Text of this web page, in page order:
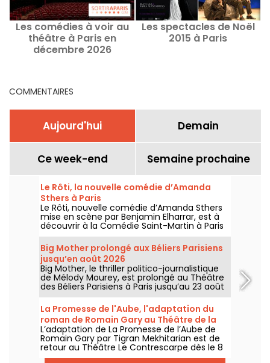
Les comédies à voir au
théâtre à Paris en
décembre 2026
Les spectacles de Noël
2015 à Paris
COMMENTAIRES
Aujourd'hui Demain
Ce week-end Semaine prochaine
Le Rôti, la nouvelle comédie d’Amanda
Sthers à Paris
Le Rôti, nouvelle comédie d’Amanda Sthers
mise en scène par Benjamin Elharrar, est à
découvrir à la Comédie Saint-Martin à Paris
jusqu’au 15 octobre 2026.
Big Mother prolongé aux Béliers Parisiens
jusqu’en août 2026
Big Mother, le thriller politico-journalistique
de Mélody Mourey, est prolongé au Théâtre
des Béliers Parisiens à Paris jusqu’au 23 août
2026, avec des représentations du mardi au
dimanche.
La Promesse de l'Aube, l'adaptation du
roman de Romain Gary au Théâtre de la
Contrescarpe
L’adaptation de La Promesse de l’Aube de
Romain Gary par Tigran Mekhitarian est de
retour au Théâtre Le Contrescarpe dès le 8
août 2026.